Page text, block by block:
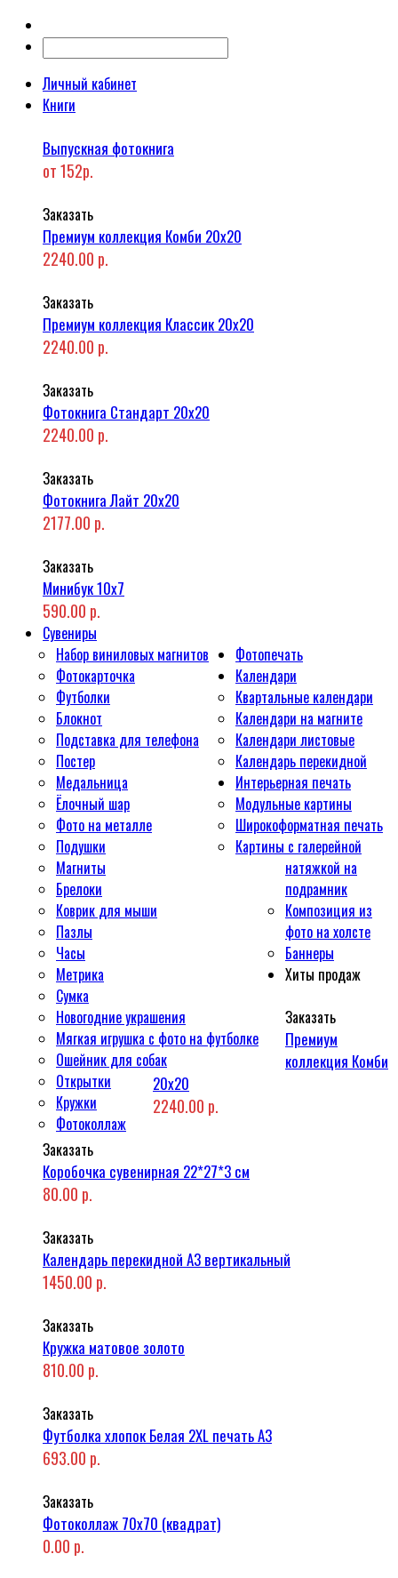
Личный кабинет
Книги
Выпускная фотокнига
от 152р.
Заказать
Премиум коллекция Комби 20x20
2240.00 р.
Заказать
Премиум коллекция Классик 20x20
2240.00 р.
Заказать
Фотокнига Стандарт 20x20
2240.00 р.
Заказать
Фотокнига Лайт 20x20
2177.00 р.
Заказать
Минибук 10х7
590.00 р.
Сувениры
Набор виниловых магнитов
Фотокарточка
Футболки
Блокнот
Подставка для телефона
Постер
Медальница
Ёлочный шар
Фото на металле
Подушки
Магниты
Брелоки
Коврик для мыши
Пазлы
Часы
Метрика
Сумка
Новогодние украшения
Мягкая игрушка с фото на футболке
Ошейник для собак
Открытки
Кружки
Фотоколлаж
Фотопечать
Календари
Квартальные календари
Календари на магните
Календари листовые
Календарь перекидной
Интерьерная печать
Модульные картины
Широкоформатная печать
Картины с галерейной
натяжкой на
подрамник
Композиция из
фото на холсте
Баннеры
Хиты продаж
Заказать
Премиум
коллекция Комби
20x20
2240.00 р.
Заказать
Коробочка сувенирная 22*27*3 см
80.00 р.
Заказать
Календарь перекидной А3 вертикальный
1450.00 р.
Заказать
Кружка матовое золото
810.00 р.
Заказать
Футболка хлопок Белая 2XL печать A3
693.00 р.
Заказать
Фотоколлаж 70x70 (квадрат)
0.00 р.